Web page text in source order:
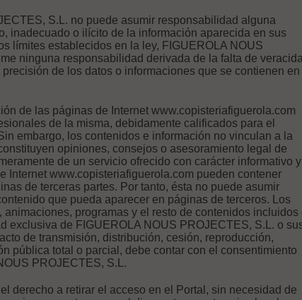
S.L. no puede asumir responsabilidad alguna
inadecuado o ilícito de la información aparecida en sus
límites establecidos en la ley, FIGUEROLA NOUS
ninguna responsabilidad derivada de la falta de
de los datos o informaciones que se contienen en
de las páginas de Internet www.copisteriafiguerola.com
de la misma, debidamente calificados para el
embargo, los contenidos e información no vinculan a la
opiniones, consejos o asesoramiento legal de
de un servicio ofrecido con carácter informativo y
Internet www.copisteriafiguerola.com pueden contener
de terceras partes. Por tanto, ésta no puede asumir
que pueda aparecer en páginas de terceros. Los
animaciones, programas y el resto de contenidos incluidos
exclusiva de FIGUEROLA NOUS PROJECTES, S.L. o
de transmisión, distribución, cesión, reproducción,
pública total o parcial, debe contar con el consentimiento
PROJECTES, S.L.
derecho a retirar el acceso en el Portal, sin necesidad de